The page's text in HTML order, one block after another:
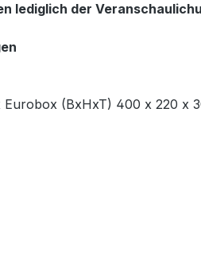
lediglich der
(BxHxT) 400 x 220 x